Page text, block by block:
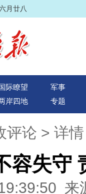
月廿八
际瞭望
军事
岸四地 专题
评论 > 详情
容失守